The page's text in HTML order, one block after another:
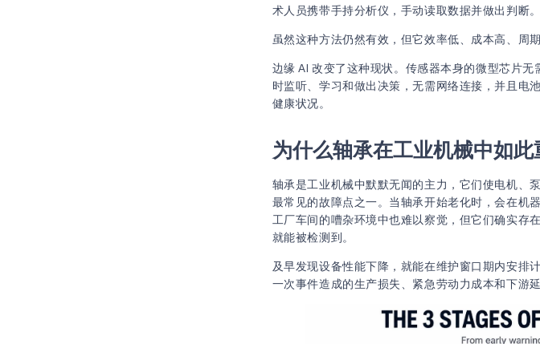
术人员携带手持分析仪，手动读取数据并做出判断。
虽然这种方法仍然有效，但它效率低、成本高、周
边缘 AI 改变了这种现状。传感器本身的微型芯片
时监听、学习和做出决策，无需网络连接，并且电
健康状况。
为什么轴承在工业机械中如此
轴承是工业机械中默默无闻的主力，它们使电机、
最常见的故障点之一。当轴承开始老化时，会在机
工厂车间的嘈杂环境中也难以察觉，但它们确实存
就能被检测到。
及早发现设备性能下降，就能在维护窗口期内安排
一次事件造成的生产损失、紧急劳动力成本和下游